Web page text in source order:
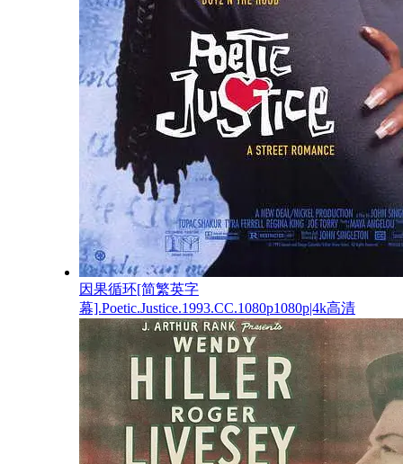
因果循环[简繁英字
幕].Poetic.Justice.1993.CC.1080p1080p|4k高清